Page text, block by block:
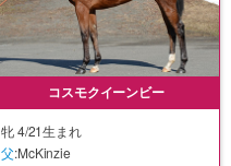
コスモクイーンビー
牝 4/21生まれ
父:McKinzie